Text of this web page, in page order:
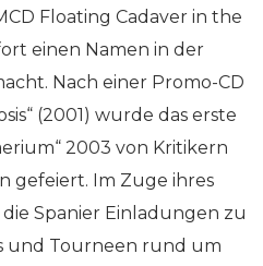
Floating Cadaver in the
einen Namen in der
Nach einer Promo-CD
(2001) wurde das erste
2003 von Kritikern
gefeiert. Im Zuge ihres
Spanier Einladungen zu
und Tourneen rund um